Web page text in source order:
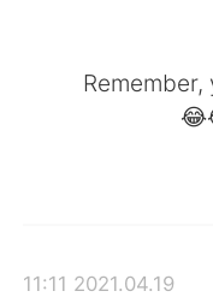
2021.04.19 11:11